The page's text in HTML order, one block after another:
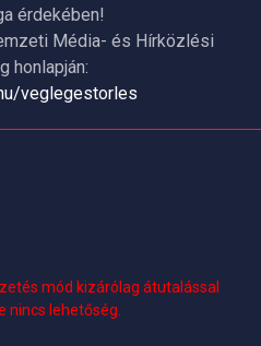
érdekében!
Média- és Hírközlési
honlapján:
veglegestorles
mód kizárólag átutalással
nincs lehetőség.